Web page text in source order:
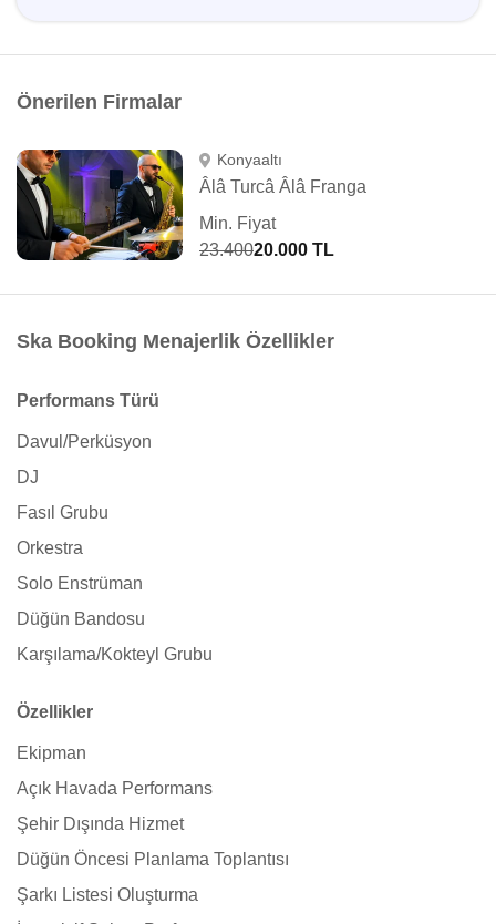
Önerilen Firmalar
Konyaaltı
Âlâ Turcâ Âlâ Franga
Min. Fiyat
23.40020.000 TL
Ska Booking Menajerlik Özellikler
Performans Türü
Davul/Perküsyon
DJ
Fasıl Grubu
Orkestra
Solo Enstrüman
Düğün Bandosu
Karşılama/Kokteyl Grubu
Özellikler
Ekipman
Açık Havada Performans
Şehir Dışında Hizmet
Düğün Öncesi Planlama Toplantısı
Şarkı Listesi Oluşturma